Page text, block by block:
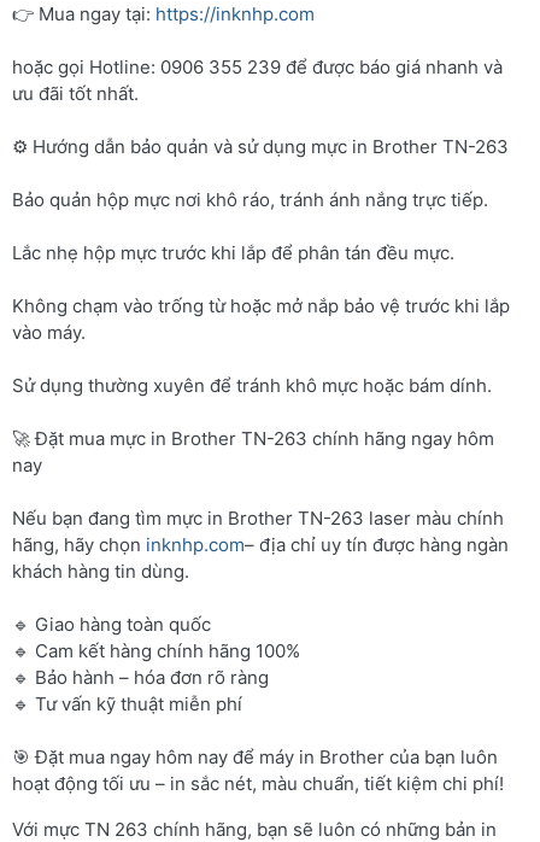
👉 Mua ngay tại: https://inknhp.com
hoặc gọi Hotline: 0906 355 239 để được báo giá nhanh và
ưu đãi tốt nhất.
⚙️ Hướng dẫn bảo quản và sử dụng mực in Brother TN-263
Bảo quản hộp mực nơi khô ráo, tránh ánh nắng trực tiếp.
Lắc nhẹ hộp mực trước khi lắp để phân tán đều mực.
Không chạm vào trống từ hoặc mở nắp bảo vệ trước khi lắp
vào máy.
Sử dụng thường xuyên để tránh khô mực hoặc bám dính.
🚀 Đặt mua mực in Brother TN-263 chính hãng ngay hôm
nay
Nếu bạn đang tìm mực in Brother TN-263 laser màu chính
hãng, hãy chọn inknhp.com– địa chỉ uy tín được hàng ngàn
khách hàng tin dùng.
🔹 Giao hàng toàn quốc
🔹 Cam kết hàng chính hãng 100%
🔹 Bảo hành – hóa đơn rõ ràng
🔹 Tư vấn kỹ thuật miễn phí
🎯 Đặt mua ngay hôm nay để máy in Brother của bạn luôn
hoạt động tối ưu – in sắc nét, màu chuẩn, tiết kiệm chi phí!
Với mực TN 263 chính hãng, bạn sẽ luôn có những bản in